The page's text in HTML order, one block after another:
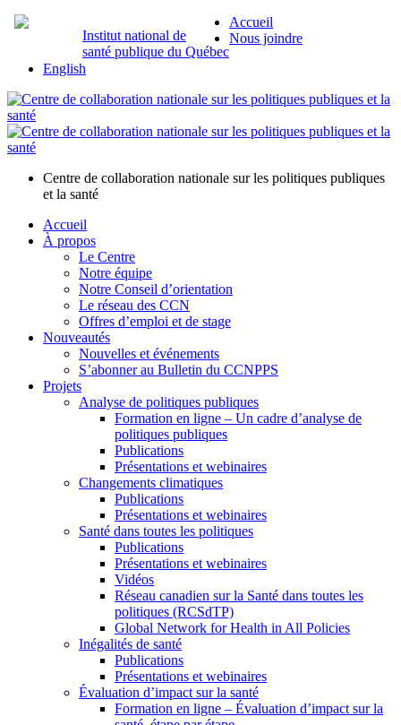
Institut national de
santé publique du Québec
Accueil
Nous joindre
English
Centre de collaboration nationale sur les politiques publiques
et la santé
Accueil
À propos
Le Centre
Notre équipe
Notre Conseil d’orientation
Le réseau des CCN
Offres d’emploi et de stage
Nouveautés
Nouvelles et événements
S’abonner au Bulletin du CCNPPS
Projets
Analyse de politiques publiques
Formation en ligne – Un cadre d’analyse de
politiques publiques
Publications
Présentations et webinaires
Changements climatiques
Publications
Présentations et webinaires
Santé dans toutes les politiques
Publications
Présentations et webinaires
Vidéos
Réseau canadien sur la Santé dans toutes les
politiques (RCSdTP)
Global Network for Health in All Policies
Inégalités de santé
Publications
Présentations et webinaires
Évaluation d’impact sur la santé
Formation en ligne – Évaluation d’impact sur la